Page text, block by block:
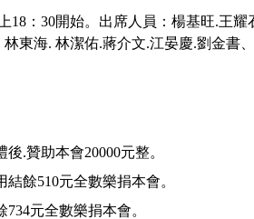
18：30開始。出席人員：楊基旺.王
東海. 林潔佑.蔣介文.江晏慶.劉金書
.贊助本會20000元整。
結餘510元全數樂捐本會。
734元全數樂捐本會。